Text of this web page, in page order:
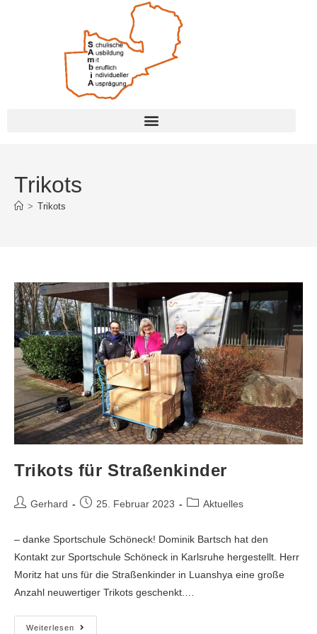
Trikots
> Trikots
Trikots für Straßenkinder
Gerhard 25. Februar 2023 Aktuelles
– danke Sportschule Schöneck! Dominik Bartsch hat den
Kontakt zur Sportschule Schöneck in Karlsruhe hergestellt. Herr
Moritz hat uns für die Straßenkinder in Luanshya eine große
Anzahl neuwertiger Trikots geschenkt.…
Weiterlesen